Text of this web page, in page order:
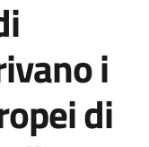
i
di